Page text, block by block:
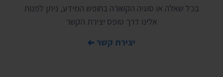
בכל שאלה או סוגיה הקשורה בחופש המידע, ניתן לפנות
אלינו דרך טופס יצירת הקשר
יצירת קשר